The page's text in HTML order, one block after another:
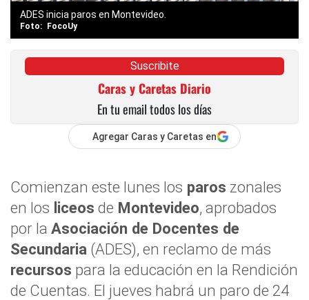
ADES inicia paros en Montevideo.
FocoUy
Suscribite
Caras y Caretas Diario
En tu email todos los días
Agregar Caras y Caretas en
Comienzan este lunes los paros zonales
en los liceos de Montevideo, aprobados
por la Asociación de Docentes de
Secundaria (ADES), en reclamo de más
recursos para la educación en la Rendición
de Cuentas. El jueves habrá un paro de 24